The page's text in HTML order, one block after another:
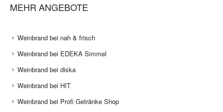
MEHR ANGEBOTE
Weinbrand bei nah & frisch
Weinbrand bei EDEKA Simmel
Weinbrand bei diska
Weinbrand bei HIT
Weinbrand bei Profi Getränke Shop